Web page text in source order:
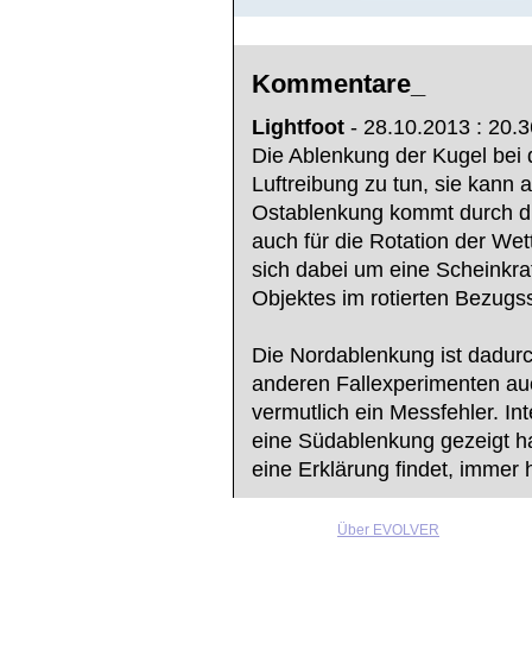
Kommentare_
Lightfoot - 28.10.2013 :
Die Ablenkung der Kugel
Luftreibung zu tun, sie kann
Ostablenkung kommt durch
auch für die Rotation der
sich dabei um eine
Objektes im rotierten
Die Nordablenkung ist
anderen Fallexperimenten
vermutlich ein Messfehler.
eine Südablenkung gezeigt
eine Erklärung findet, immer
Über EVOLVER